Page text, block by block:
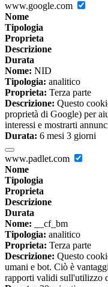
www.google.com
Nome
Tipologia
Proprieta
Descrizione
Durata
Nome: NID
Tipologia: analitico
Proprieta: Terza parte
Descrizione: Questo
proprietà di Google) per
interessi e mostrarti
Durata: 6 mesi 3 giorni
www.padlet.com
Nome
Tipologia
Proprieta
Descrizione
Durata
Nome: __cf_bm
Tipologia: analitico
Proprieta: Terza parte
Descrizione: Questo
umani e bot. Ciò è
rapporti validi sull'utilizzo